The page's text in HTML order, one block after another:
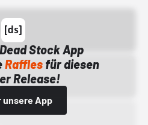
Stock App
Rafflesfür diesen
Release!
unsere App